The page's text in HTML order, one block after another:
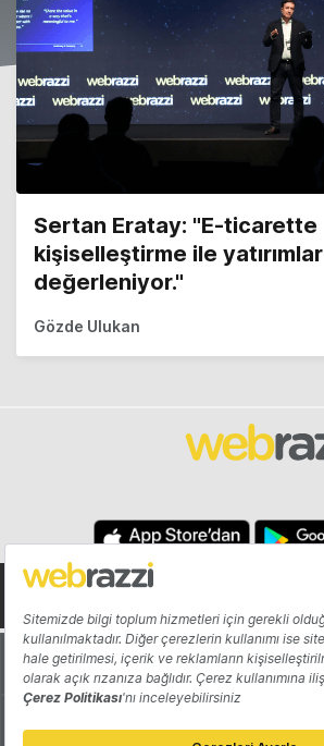
Sertan Eratay: "E-ticarette
kişiselleştirme ile yatırımlar
değerleniyor."
Gözde Ulukan
Hakkında
Katkıda Bulun